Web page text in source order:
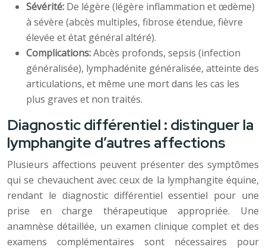
Sévérité: De légère (légère inflammation et œdème)
à sévère (abcès multiples, fibrose étendue, fièvre
élevée et état général altéré).
Complications:Abcès profonds, sepsis (infection
généralisée), lymphadénite généralisée, atteinte des
articulations, et même une mort dans les cas les
plus graves et non traités.
Diagnostic différentiel : distinguer la
lymphangite d’autres affections
Plusieurs affections peuvent présenter des symptômes
qui se chevauchent avec ceux de la lymphangite équine,
rendant le diagnostic différentiel essentiel pour une
prise en charge thérapeutique appropriée. Une
anamnèse détaillée, un examen clinique complet et des
examens complémentaires sont nécessaires pour